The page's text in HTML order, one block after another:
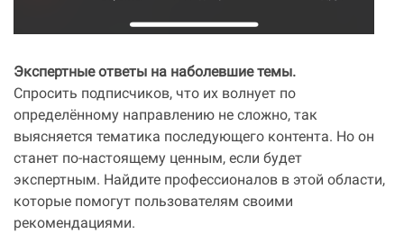
Экспертные ответы на наболевшие темы.
Спросить подписчиков, что их волнует по
определённому направлению не сложно, так
выясняется тематика последующего контента. Но он
станет по-настоящему ценным, если будет
экспертным. Найдите профессионалов в этой области,
которые помогут пользователям своими
рекомендациями.